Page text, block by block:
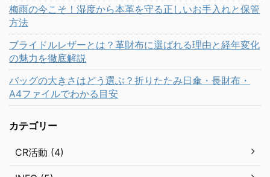
梅雨の今こそ！湿度から本革を守る正しいお手入れと保管
方法
ブライドルレザーとは？革財布に選ばれる理由と経年変化
の魅力を徹底解説
バッグの大きさはどう選ぶ？折りたたみ日傘・長財布・
A4ファイルでわかる目安
カテゴリー
CR活動 (4)